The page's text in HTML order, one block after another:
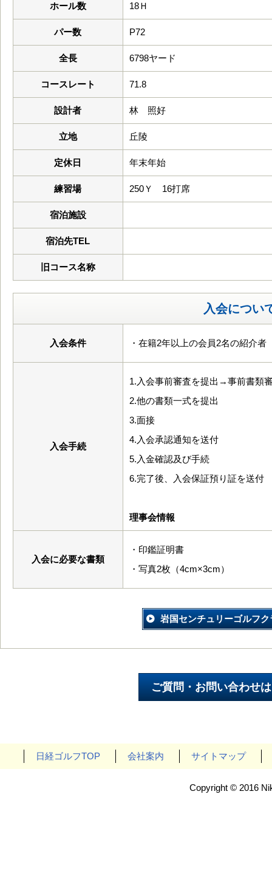
ホール数 18Ｈ
パー数 P72
全長 6798ヤード
コースレート 71.8
設計者 林 照好
立地 丘陵
定休日 年末年始
練習場 250Ｙ 16打席
宿泊施設
宿泊先TEL
旧コース名称
入会につい
入会条件 ・在籍2年以上の会員2名の紹介者
入会手続
1.入会事前審査を提出→事前書類
2.他の書類一式を提出
3.面接
4.入会承認通知を送付
5.入金確認及び手続
6.完了後、入会保証預り証を送付
理事会情報
入会に必要な書類
・印鑑証明書
・写真2枚（4cm×3cm）
岩国センチュリーゴルフ
日経ゴルフTOP 会社案内 サイトマップ
Copyright © 2016